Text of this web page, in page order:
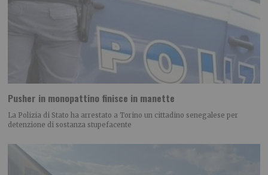
Pusher in monopattino finisce in manette
La Polizia di Stato ha arrestato a Torino un cittadino senegalese per
detenzione di sostanza stupefacente